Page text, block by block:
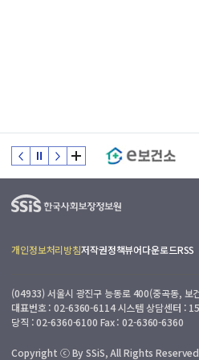
개인정보처리방침저작권정책뷰어다운로드RSS
(04933) 서울시 광진구 능동로 400(중곡동, 보
대표번호 : 02-6360-6114 시스템 상담센터 :
당직 : 02-6360-6100 Fax : 02-6360-6360
Copyright ⓒ By SSiS, All Rights Reserved